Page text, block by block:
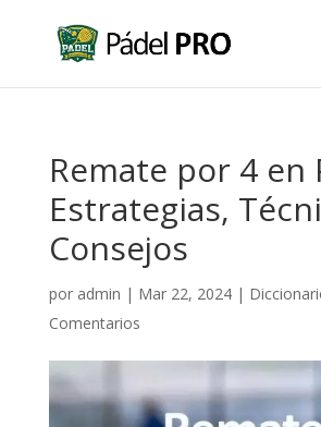
Remate por 4 en
Estrategias,
Consejos
por admin | Mar 22, 2024|
Comentarios